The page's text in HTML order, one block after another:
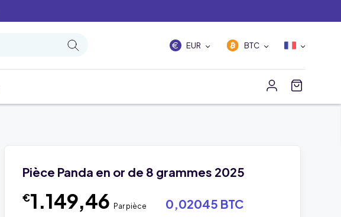
EUR BTC
Pièce Panda en or de 8 grammes 2025
€1.149,46 Par pièce 0,02045 BTC